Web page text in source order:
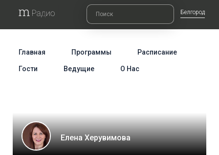
Белгород
Главная Программы Расписание
Гости Ведущие О Нас
Елена Херувимова